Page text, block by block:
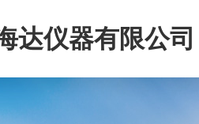
达仪器有限公司